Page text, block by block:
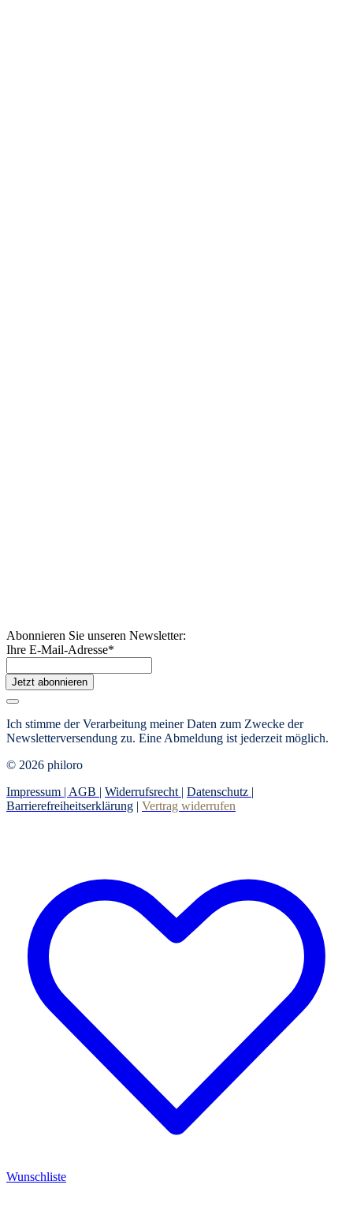
Abonnieren Sie unseren Newsletter:
Ihre E-Mail-Adresse*
Jetzt abonnieren
Ich stimme der Verarbeitung meiner Daten zum Zwecke der
Newsletterversendung zu. Eine Abmeldung ist jederzeit möglich.
© 2026 philoro
Impressum | AGB | Widerrufsrecht | Datenschutz |
Barrierefreiheitserklärung | Vertrag widerrufen
Wunschliste